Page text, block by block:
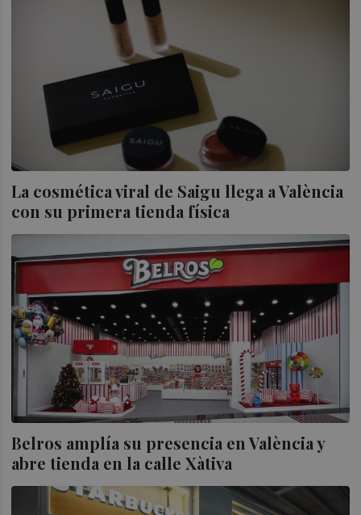
La cosmética viral de Saigu llega a València
con su primera tienda física
Belros amplía su presencia en València y
abre tienda en la calle Xàtiva